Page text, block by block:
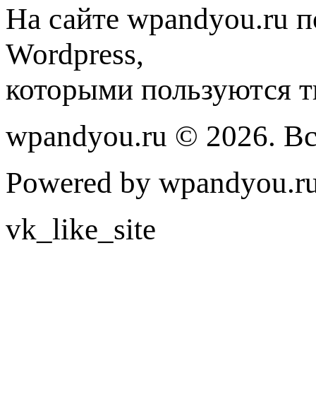
На сайте wpandyou.ru
Wordpress,
которыми пользуются
wpandyou.ru © 2026.
Powered by
vk_like_site